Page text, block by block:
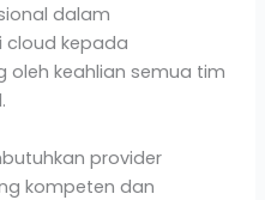
dalam
cloud kepada
oleh keahlian semua tim
provider
kompeten dan